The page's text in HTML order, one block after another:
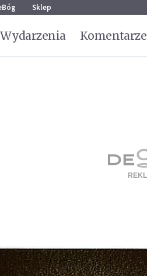
Sklep
Wydarzenia Komentarze